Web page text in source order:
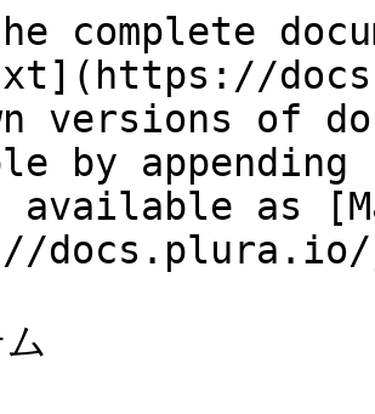
complete
versions of
by
available as
docs.plura.io/